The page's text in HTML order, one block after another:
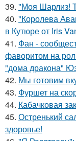
39. "Моя Шарлиз!
40. "Королева
в Кутюре от Iris
41. Фан -
фаворитом на
"дома дракона"
42. Мы готовим
43. Фуршет на
44. Кабачковая
45. Остренький
здоровье!